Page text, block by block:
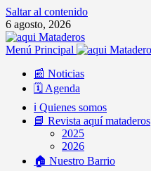
Saltar al contenido
6 agosto, 2026
Menú Principal
📰 Noticias
🗓️ Agenda
ℹ️ Quienes somos
📘 Revista aquí mataderos
2025
2026
🏠 Nuestro Barrio